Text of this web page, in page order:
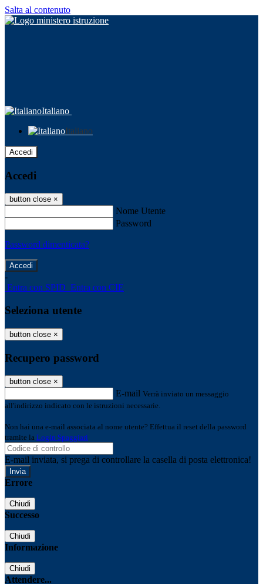
Salta al contenuto
Italiano
Italiano
Accedi
Accedi
button close ×
Nome Utente
Password
Password dimenticata?
-
Entra con SPID Entra con CIE
Seleziona utente
button close ×
Recupero password
button close ×
E-mail Verrà inviato un messaggio
all'indirizzo indicato con le istruzioni necessarie.
Non hai una e-mail associata al nome utente? Effettua il reset della password
tramite la Login Spaggiari
E-mail inviata, si prega di controllare la casella di posta elettronica!
Errore
Chiudi
Successo
Chiudi
Informazione
Chiudi
Attendere...